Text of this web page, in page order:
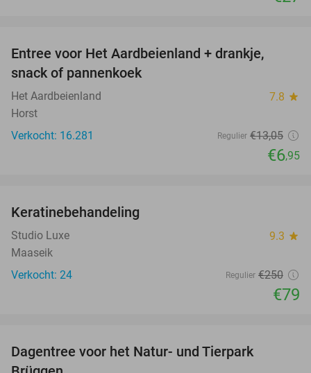
Entree voor Het Aardbeienland + drankje,
snack of pannenkoek
Het Aardbeienland 7.8 star
Horst
Verkocht: 16.281
Regulier €13,05
€6,95
Keratinebehandeling
Studio Luxe 9.3 star
Maaseik
Verkocht: 24
Regulier €250
€79
Dagentree voor het Natur- und Tierpark